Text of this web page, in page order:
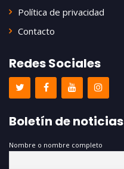
Política de privacidad
Contacto
Redes Sociales
Boletín de noticias
Nombre o nombre completo